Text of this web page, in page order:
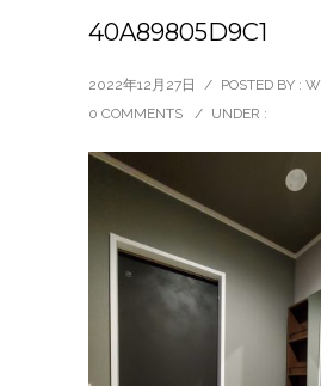
40A89805D9C1
2022年12月27日 / POSTED BY :
0 COMMENTS
/ UNDER :